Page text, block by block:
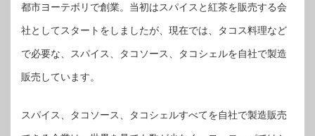
都市ヨーテボリで創業。当初はスパイスと紅茶を販売する会
社としてスタートをしましたが、現在では、タコス料理など
で必要な、スパイス、タコソース、タコシェルを自社で製造
販売しています。
スパイス、タコソース、タコシェルすべてを自社で製造販売